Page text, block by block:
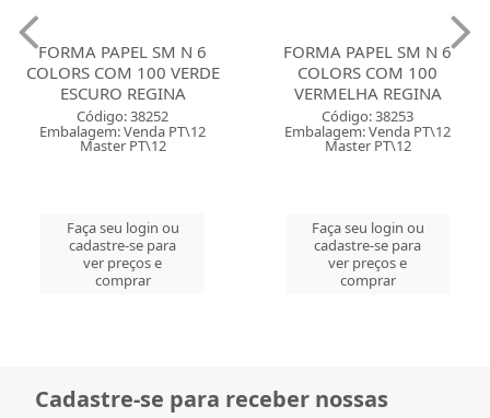
FORMA PAPEL SM N 6
COLORS COM 100 VERDE
ESCURO REGINA
Código: 38252
Embalagem: Venda PT\12
Master PT\12
Faça seu login ou
cadastre-se para
ver preços e
comprar
FORMA PAPEL SM N 6
COLORS COM 100
VERMELHA REGINA
Código: 38253
Embalagem: Venda PT\12
Master PT\12
Faça seu login ou
cadastre-se para
ver preços e
comprar
Cadastre-se para receber nossas